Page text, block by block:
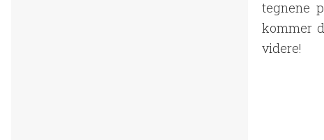
tegnene
kommer
videre!